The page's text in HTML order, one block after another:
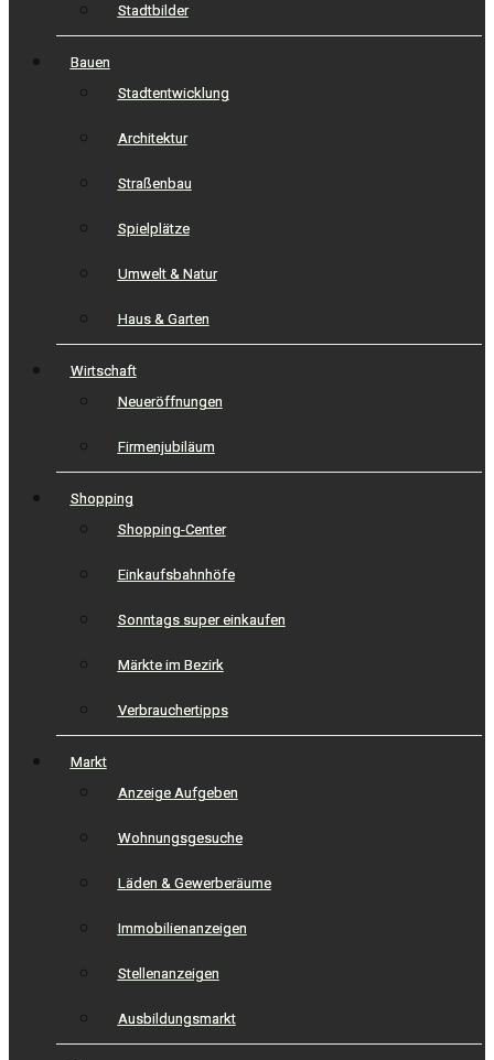
Stadtbilder
Bauen
Stadtentwicklung
Architektur
Straßenbau
Spielplätze
Umwelt & Natur
Haus & Garten
Wirtschaft
Neueröffnungen
Firmenjubiläum
Shopping
Shopping-Center
Einkaufsbahnhöfe
Sonntags super einkaufen
Märkte im Bezirk
Verbrauchertipps
Markt
Anzeige Aufgeben
Wohnungsgesuche
Läden & Gewerberäume
Immobilienanzeigen
Stellenanzeigen
Ausbildungsmarkt